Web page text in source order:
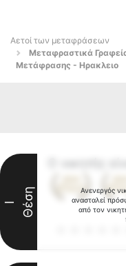
Αετοί των μεταφράσεων
Μεταφραστικά
Μετάφρασης - Ηρακλειο
Ανενεργός
ανασταλεί
από τον
I Θέση